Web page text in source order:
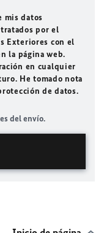
mis datos
por el
Exteriores con el
la página web.
en cualquier
He tomado nota
de datos.
del envío.